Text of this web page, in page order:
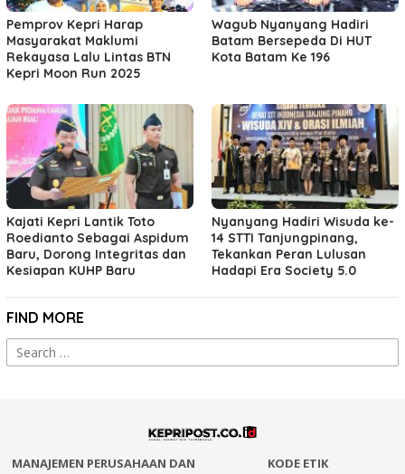
Pemprov Kepri Harap
Masyarakat Maklumi
Rekayasa Lalu Lintas BTN
Kepri Moon Run 2025
Wagub Nyanyang Hadiri
Batam Bersepeda Di HUT
Kota Batam Ke 196
Kajati Kepri Lantik Toto
Roedianto Sebagai Aspidum
Baru, Dorong Integritas dan
Kesiapan KUHP Baru
Nyanyang Hadiri Wisuda ke-
14 STTI Tanjungpinang,
Tekankan Peran Lulusan
Hadapi Era Society 5.0
FIND MORE
Search
for:
MANAJEMEN PERUSAHAAN DAN
KODE ETIK